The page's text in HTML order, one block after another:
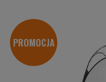
PROMOCJA